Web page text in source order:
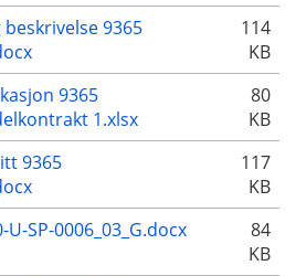
beskrivelse 9365
114
KB
9365
1.xlsx
80
KB
9365
117
KB
SP-0006_03_G.docx
84
KB